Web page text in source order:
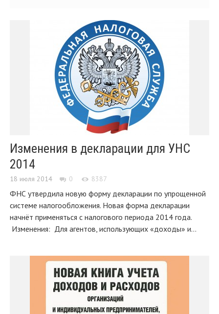
Изменения в декларации для УНС
2014
18 июля 2014 0 8387
ФНС утвердила новую форму декларации по упрощенной
системе налогообложения. Новая форма декларации
начнёт применяться с налогового периода 2014 года.
Изменения: Для агентов, использующих «доходы» и...